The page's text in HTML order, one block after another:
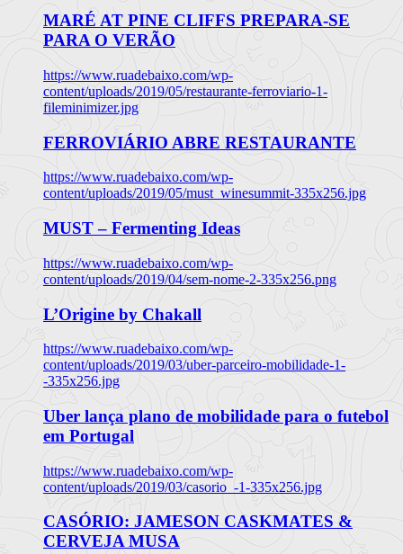
MARÉ AT PINE CLIFFS PREPARA-SE
PARA O VERÃO
https://www.ruadebaixo.com/wp-
content/uploads/2019/05/restaurante-ferroviario-1-
fileminimizer.jpg
FERROVIÁRIO ABRE RESTAURANTE
https://www.ruadebaixo.com/wp-
content/uploads/2019/05/must_winesummit-335x256.jpg
MUST – Fermenting Ideas
https://www.ruadebaixo.com/wp-
content/uploads/2019/04/sem-nome-2-335x256.png
L’Origine by Chakall
https://www.ruadebaixo.com/wp-
content/uploads/2019/03/uber-parceiro-mobilidade-1-
-335x256.jpg
Uber lança plano de mobilidade para o futebol
em Portugal
https://www.ruadebaixo.com/wp-
content/uploads/2019/03/casorio_-1-335x256.jpg
CASÓRIO: JAMESON CASKMATES &
CERVEJA MUSA